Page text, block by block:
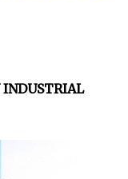
INDUSTRIAL